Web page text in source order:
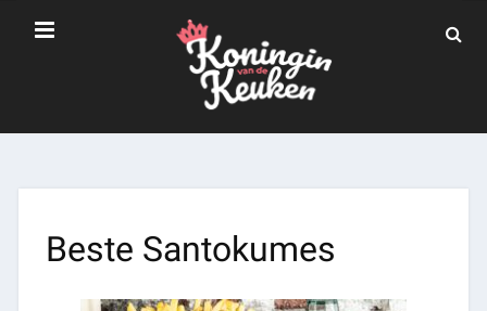
Beste Santokumes